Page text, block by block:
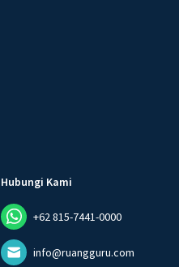
Hubungi Kami
+62 815-7441-0000
info@ruangguru.com